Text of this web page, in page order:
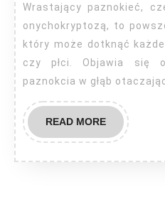
Wrastający paznokieć, często nazywany fachowo
onychokryptozą, to
który może dotknąć
czy płci. Objawia się
paznokcia w głąb
READ MOREREAD
MORE